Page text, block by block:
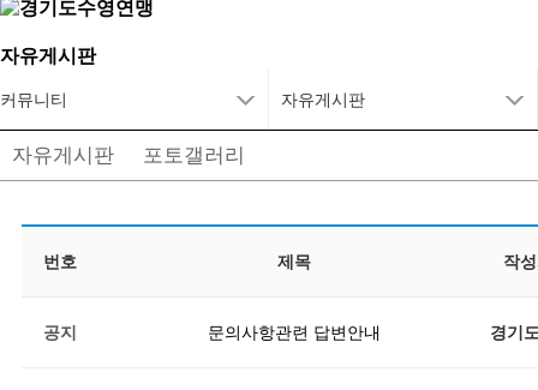
자유게시판
커뮤니티 자유게시판
자유게시판 포토갤러리
번호 제목 작
공지 문의사항관련 답변안내 경기